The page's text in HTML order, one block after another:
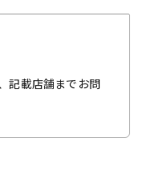
記載店舗までお問